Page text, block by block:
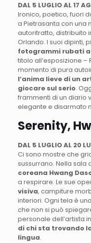
DAL 5 LUGLIO AL 17
Ironico, poetico, fuori
a Pietrasanta con una
autoritratto, distribuito
Orlando. I suoi dipinti,
fotogrammi rubati
titolo all’esposizione –
momento di pura
l’anima lieve di un
giocare sul serio.
frammenti di un diario
elegante e disarmato
Serenity,
DAL 5 LUGLIO AL 20
Ci sono mostre che
sussurrano. Nella sala
coreana Hwang
a respirare. Le sue
visiva, campiture
interiori. Ogni tela è
che non si può
personale dell’artista
di chi sta trovando
lingua.